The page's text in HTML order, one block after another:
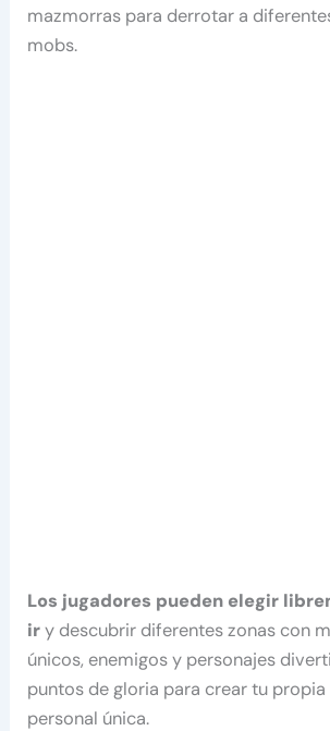
mazmorras para derrotar a
mobs.
Los jugadores pueden elegir
iry descubrir diferentes zonas con
únicos, enemigos y personajes
puntos de gloria para crear tu propia
personal única.